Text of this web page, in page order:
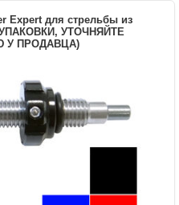
Expert для стрельбы из
УПАКОВКИ, УТОЧНЯЙТЕ
У ПРОДАВЦА)